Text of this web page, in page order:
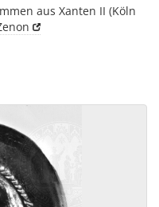
aus Xanten II (Köln